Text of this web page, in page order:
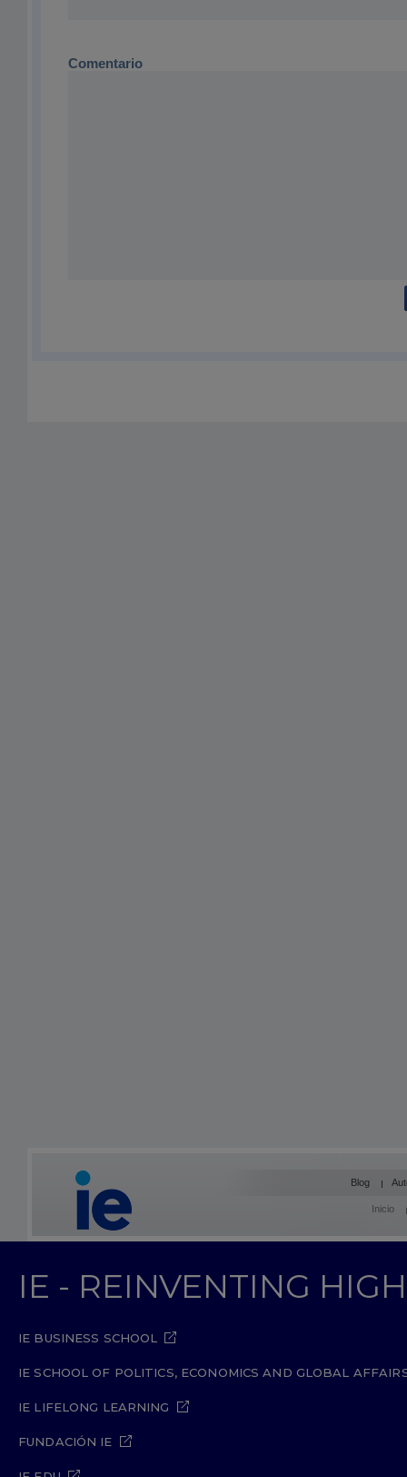
Comentario
Blog
Inicio
IE - REINVENTING
IE BUSINESS SCHOOL
IE SCHOOL OF POLITICS, ECONOMICS AND GLOBAL
IE LIFELONG LEARNING
FUNDACIÓN IE